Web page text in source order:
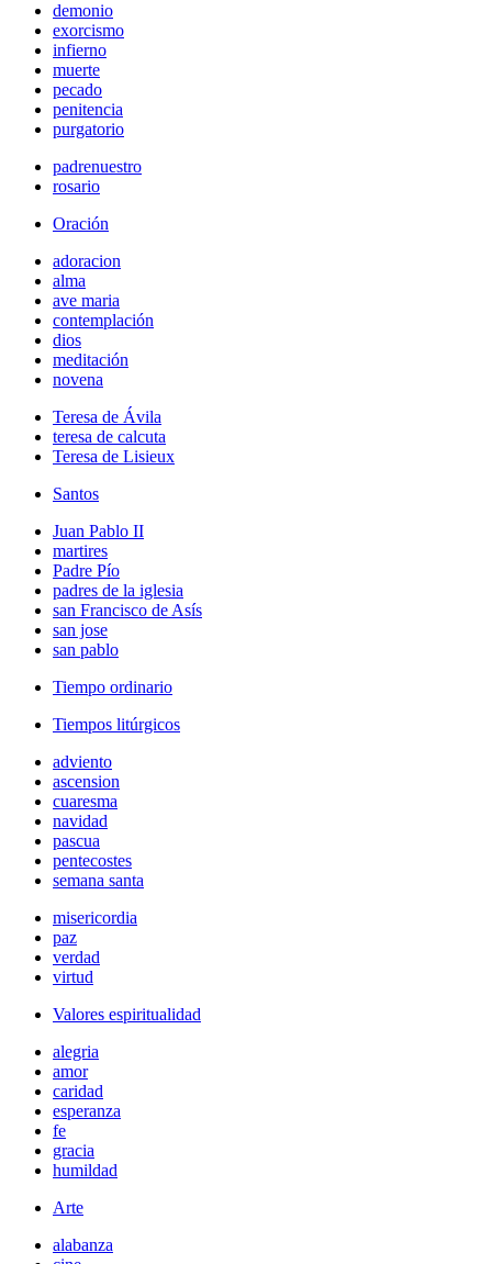
demonio
exorcismo
infierno
muerte
pecado
penitencia
purgatorio
padrenuestro
rosario
Oración
adoracion
alma
ave maria
contemplación
dios
meditación
novena
Teresa de Ávila
teresa de calcuta
Teresa de Lisieux
Santos
Juan Pablo II
martires
Padre Pío
padres de la iglesia
san Francisco de Asís
san jose
san pablo
Tiempo ordinario
Tiempos litúrgicos
adviento
ascension
cuaresma
navidad
pascua
pentecostes
semana santa
misericordia
paz
verdad
virtud
Valores espiritualidad
alegria
amor
caridad
esperanza
fe
gracia
humildad
Arte
alabanza